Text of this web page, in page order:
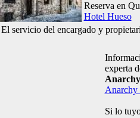
Reserva en
Hotel Hueso
servicio del encargado y
experta
Anarchy
Si lo